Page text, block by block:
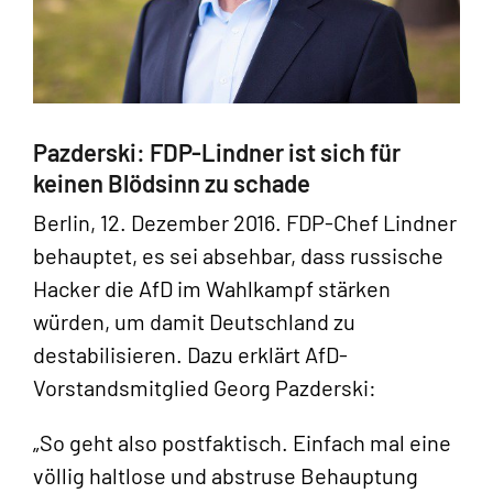
Pazderski: FDP-Lindner ist sich für
keinen Blödsinn zu schade
Berlin, 12. Dezember 2016. FDP-Chef Lindner
behauptet, es sei absehbar, dass russische
Hacker die AfD im Wahlkampf stärken
würden, um damit Deutschland zu
destabilisieren. Dazu erklärt AfD-
Vorstandsmitglied Georg Pazderski:
„So geht also postfaktisch. Einfach mal eine
völlig haltlose und abstruse Behauptung